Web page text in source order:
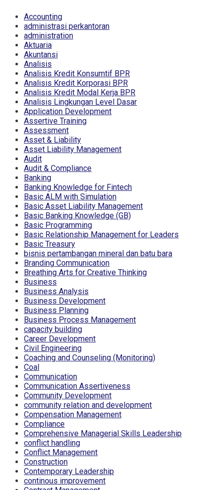
Accounting
administrasi perkantoran
administration
Aktuaria
Akuntansi
Analisis
Analisis Kredit Konsumtif BPR
Analisis Kredit Korporasi BPR
Analisis Kredit Modal Kerja BPR
Analisis Lingkungan Level Dasar
Application Development
Assertive Training
Assessment
Asset & Liability
Asset Liability Management
Audit
Audit & Compliance
Banking
Banking Knowledge for Fintech
Basic ALM with Simulation
Basic Asset Liability Management
Basic Banking Knowledge (GB)
Basic Programming
Basic Relationship Management for Leaders
Basic Treasury
bisnis pertambangan mineral dan batu bara
Branding Communication
Breathing Arts for Creative Thinking
Business
Business Analysis
Business Development
Business Planning
Business Process Management
capacity building
Career Development
Civil Engineering
Coaching and Counseling (Monitoring)
Coal
Communication
Communication Assertiveness
Community Development
community relation and development
Compensation Management
Compliance
Comprehensive Managerial Skills Leadership
conflict handling
Conflict Management
Construction
Contemporary Leadership
continous improvement